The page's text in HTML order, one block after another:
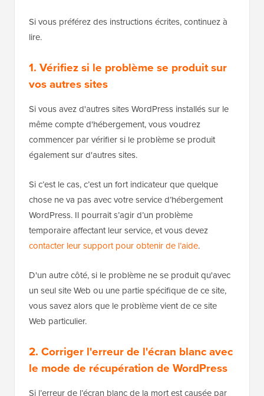
Si vous préférez des instructions écrites, continuez à
lire.
1. Vérifiez si le problème se produit sur
vos autres sites
Si vous avez d'autres sites WordPress installés sur le
même compte d'hébergement, vous voudrez
commencer par vérifier si le problème se produit
également sur d'autres sites.
Si c’est le cas, c’est un fort indicateur que quelque
chose ne va pas avec votre service d’hébergement
WordPress. Il pourrait s’agir d’un problème
temporaire affectant leur service, et vous devez
contacter leur support pour obtenir de l’aide.
D'un autre côté, si le problème ne se produit qu'avec
un seul site Web ou une partie spécifique de ce site,
vous savez alors que le problème vient de ce site
Web particulier.
2. Corriger l'erreur de l'écran blanc avec
le mode de récupération de WordPress
Si l’erreur de l’écran blanc de la mort est causée par